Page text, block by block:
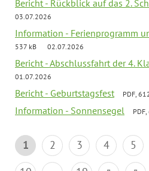
Bericht - Rückblick auf das 2.
03.07.2026
Information - Ferienprogramm
537 kB
02.07.2026
Bericht - Abschlussfahrt der 4.
01.07.2026
Bericht - Geburtstagsfest PDF,
Information - Sonnensegel
1 2 3 4 5